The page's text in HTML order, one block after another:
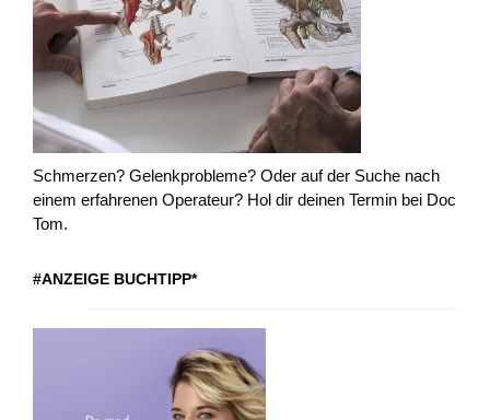
Schmerzen? Gelenkprobleme? Oder auf der Suche nach
einem erfahrenen Operateur? Hol dir deinen Termin bei Doc
Tom.
#ANZEIGE BUCHTIPP*